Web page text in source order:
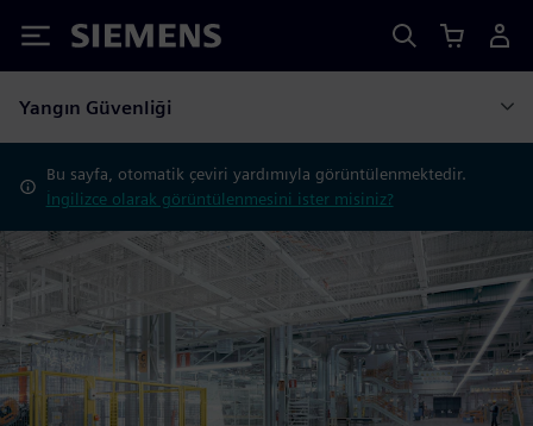
Siemens
Yangın Güvenliği
Bu sayfa, otomatik çeviri yardımıyla görüntülenmektedir.
İngilizce olarak görüntülenmesini ister misiniz?